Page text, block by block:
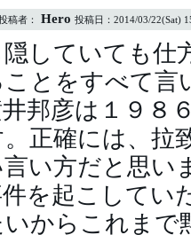
稿者： Hero 投稿日： 2014/03/22(Sat)
していても仕
ことをすべて
邦彦は１９８
正確には、拉
い方だと思い
を起こしてい
いからこれま